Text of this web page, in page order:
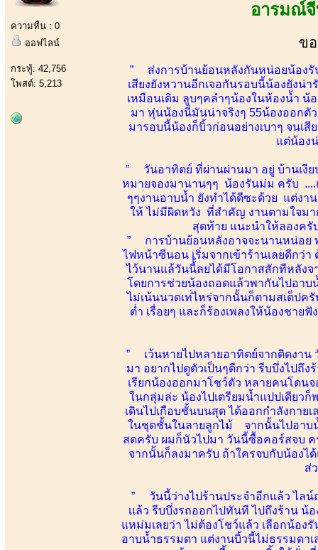
ความหื่น : 0
ออฟไลน์
กระทู้: 42,756
โพสต์: 5,213
อารมณ์
ข
” ส่งการบ้านย้อนหลังกันหน่อยน้องรั
เสียงยังหวานอีกเจอกันรอบนี้น้องยังน่
เหมือนเดิม ลูบๆคลำๆน้องในห้องน้ำ น้
มา หุ่นน้องนี่มันน่าจริงๆ 55น้องออกตั
มารอบนี้น้องก็บิ้วก่อนอย่างเบาๆ จนเ
แต่น้อง
” วันอาทิตย์ ที่ผ่านผ่านมา อยู่ บ้านเงีย
หมายจองมานานๆๆ น้องรันม่ม ครับ
ๆๆงานอาบน้ำ ยังทำได้ดีซะด้วย แต่งา
ให้ ไม่มีผิดหวัง ที่สำคัญ งานตามใจม
สุดท้าย แนะนำให้ลองครั
” การบ้านย้อนหลังอาจจะนานหน่อย
ไฟหน้าซีนอน เริ่มจากเข้าร้านเลยดีกว่า
ไว้นานแล้วันนี้้ลยได้มีโอกาสสักทีหลัง
โดยการช่วยน้องถอดแล้วพากันไปอาบ
ไม่เน้นนวดเท่่ไหร่จากนั้นก็ตามสเต็ปค
ต่ำ เรื่อยๆ และก็ร้องเพลงให้น้องชาย
” เว้นหายไปหลายอาทิตย์จากติดงาน
มา อยากไปดูตัวเป็นๆดีกว่า รีบบึ่งไปถึ
เรียกน้องออกมาโชว์ตัว หลายคนโดน
ในกลุ่มล่ะ น้องไปเตรียมน้ำแปปเดียว
เดินไปเกือบชั้นบนสุด ได้ออกกำลังกา
ในชุดชั้นในลายลูกไม้ จากนั้นไปอาบ
สดครับ ผมก็นัวไปมา วันนี้ซื้อคอร์สจบ
จากนั้นก็ลงมาครับ ถ้าใครจบกับน้อง
ส่
” วันนี้ว่างไปร้านประจำอีกแล้ว ไลน์
เเล้ว รีบบึ่งรถออกไปทันที ไปถึงร้าน
แหม่มเลยว่า ไม่ต้องโชว์แล้ว เลือกน้อ
อาบน้ำธรรมดา แต่งานบิ้วนี้ไม่ธรรมดา